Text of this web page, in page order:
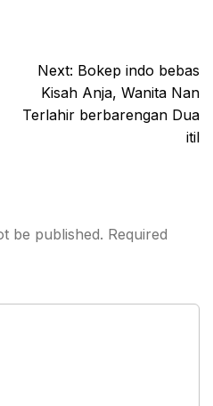
Next: Bokep indo bebas
Kisah Anja, Wanita Nan
Terlahir berbarengan Dua
itil
be published. Required